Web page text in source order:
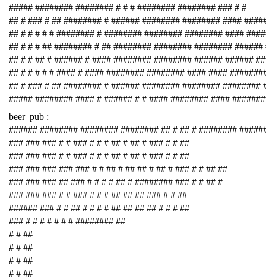
##### ######## ######## # # # ######## ######## ### # #
## # ### # ## ######## # ###### ######## ######## ####
## # # # # # ######## # ######## ######## ######## ####
## # # # ## ######## # ## ######## ######## ######## ######
## # # ## # ###### # #### ######## ######## ###### ######
## # # # # # #### # #### ######## ######## #### ####
## # ### # ## ######## # ###### ######## ######## ########
##### ######## #### # ###### # # #### ######## ####
beer_pub :
###### ######## ######## ######## ## # ## # ########
### ### ### # # ### # # # ## # ## # ### # # ##
### ### ### # # ### # # # ## # ## # ### # # ##
### ### ### ### ### # # ## # ## ## # ## # ### # # ## ##
### ### ### ## ### # # # # ## # ######## ### # # ## #
### ### ### # # ### # # # ## ## ## ### # # ##
###### ### # # ## # # # # ## ## ## ## # # # ##
### # # # # # # # ######## ##
# # ##
# # ##
# # ##
# # ##